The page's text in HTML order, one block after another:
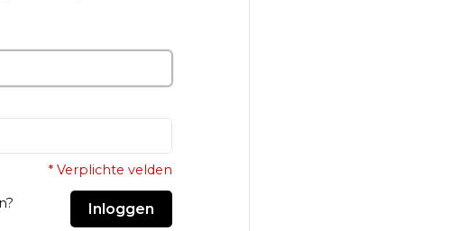
* Verplichte velden
Inloggen